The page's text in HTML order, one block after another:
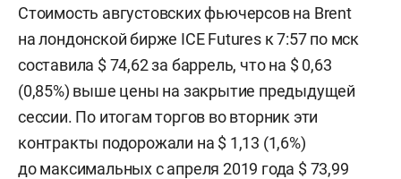
Стоимость августовских фьючерсов на Brent
на лондонской бирже ICE Futures к 7:57 по мск
составила $ 74,62 за баррель, что на $ 0,63
(0,85%) выше цены на закрытие предыдущей
сессии. По итогам торгов во вторник эти
контракты подорожали на $ 1,13 (1,6%)
до максимальных с апреля 2019 года $ 73,99